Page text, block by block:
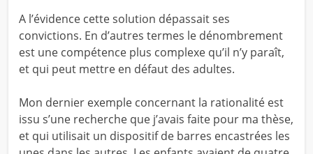
A l’évidence cette solution dépassait ses
convictions. En d’autres termes le dénombrement
est une compétence plus complexe qu’il n’y paraît,
et qui peut mettre en défaut des adultes.
Mon dernier exemple concernant la rationalité est
issu s’une recherche que j’avais faite pour ma thèse,
et qui utilisait un dispositif de barres encastrées les